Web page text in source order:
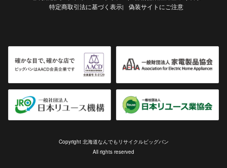
特定商取引法に基づく表示| 偽装サイトにご注意
Copyright 北海道なんでもリサイクルビッグバン
All rights reserved